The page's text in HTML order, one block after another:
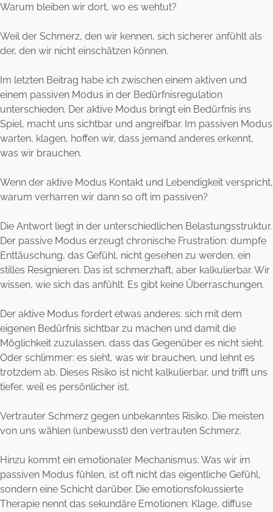
Warum bleiben wir dort, wo es wehtut?
Weil der Schmerz, den wir kennen, sich sicherer anfühlt als
der, den wir nicht einschätzen können.
Im letzten Beitrag habe ich zwischen einem aktiven und
einem passiven Modus in der Bedürfnisregulation
unterschieden. Der aktive Modus bringt ein Bedürfnis ins
Spiel, macht uns sichtbar und angreifbar. Im passiven Modus
warten, klagen, hoffen wir, dass jemand anderes erkennt,
was wir brauchen.
Wenn der aktive Modus Kontakt und Lebendigkeit verspricht,
warum verharren wir dann so oft im passiven?
Die Antwort liegt in der unterschiedlichen Belastungsstruktur.
Der passive Modus erzeugt chronische Frustration: dumpfe
Enttäuschung, das Gefühl, nicht gesehen zu werden, ein
stilles Resignieren. Das ist schmerzhaft, aber kalkulierbar. Wir
wissen, wie sich das anfühlt. Es gibt keine Überraschungen.
Der aktive Modus fordert etwas anderes: sich mit dem
eigenen Bedürfnis sichtbar zu machen und damit die
Möglichkeit zuzulassen, dass das Gegenüber es nicht sieht.
Oder schlimmer: es sieht, was wir brauchen, und lehnt es
trotzdem ab. Dieses Risiko ist nicht kalkulierbar, und trifft uns
tiefer, weil es persönlicher ist.
Vertrauter Schmerz gegen unbekanntes Risiko. Die meisten
von uns wählen (unbewusst) den vertrauten Schmerz.
Hinzu kommt ein emotionaler Mechanismus: Was wir im
passiven Modus fühlen, ist oft nicht das eigentliche Gefühl,
sondern eine Schicht darüber. Die emotionsfokussierte
Therapie nennt das sekundäre Emotionen: Klage, diffuse